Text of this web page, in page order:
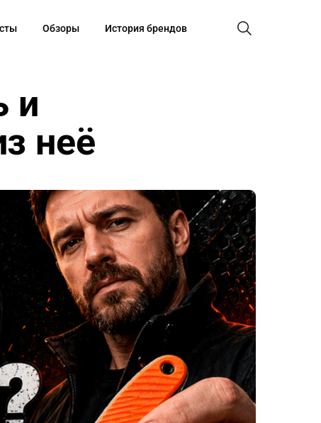
Обзоры История брендов
и
неё